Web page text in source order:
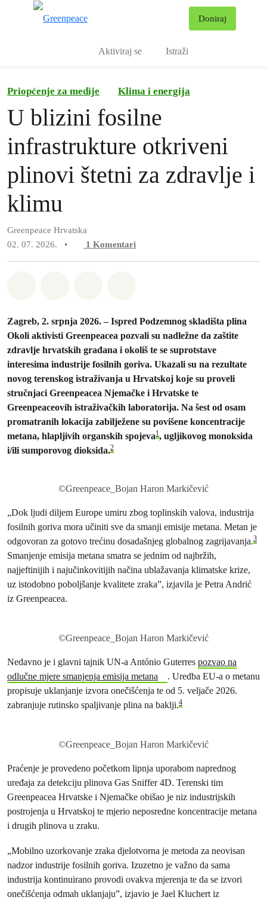
Doniraj
Aktiviraj se Istraži
Priopćenje za medije Klima i energija
U blizini fosilne
infrastrukture otkriveni
plinovi štetni za zdravlje i
klimu
Greenpeace Hrvatska
02. 07. 2026.
• 1 Komentari
Zagreb, 2. srpnja 2026. – Ispred Podzemnog skladišta plina
Okoli aktivisti Greenpeacea pozvali su nadležne da zaštite
zdravlje hrvatskih građana i okoliš te se suprotstave
interesima industrije fosilnih goriva. Ukazali su na rezultate
novog terenskog istraživanja u Hrvatskoj koje su proveli
stručnjaci Greenpeacea Njemačke i Hrvatske te
Greenpeaceovih istraživačkih laboratorija. Na šest od osam
promatranih lokacija zabilježene su povišene koncentracije
metana, hlapljivih organskih spojeva1, ugljikovog monoksida
i/ili sumporovog dioksida.2
©Greenpeace_Bojan Haron Markičević
„Dok ljudi diljem Europe umiru zbog toplinskih valova, industrija
fosilnih goriva mora učiniti sve da smanji emisije metana. Metan je
odgovoran za gotovo trećinu dosadašnjeg globalnog zagrijavanja.3
Smanjenje emisija metana smatra se jednim od najbržih,
najjeftinijih i najučinkovitijih načina ublažavanja klimatske krize,
uz istodobno poboljšanje kvalitete zraka”, izjavila je Petra Andrić
iz Greenpeacea.
©Greenpeace_Bojan Haron Markičević
Nedavno je i glavni tajnik UN-a António Guterres pozvao na
odlučne mjere smanjenja emisija metana
. Uredba EU-a o metanu
propisuje uklanjanje izvora onečišćenja te od 5. veljače 2026.
zabranjuje rutinsko spaljivanje plina na baklji.4
©Greenpeace_Bojan Haron Markičević
Praćenje je provedeno početkom lipnja uporabom naprednog
uređaja za detekciju plinova Gas Sniffer 4D. Terenski tim
Greenpeacea Hrvatske i Njemačke obišao je niz industrijskih
postrojenja u Hrvatskoj te mjerio neposredne koncentracije metana
i drugih plinova u zraku.
„Mobilno uzorkovanje zraka djelotvorna je metoda za neovisan
nadzor industrije fosilnih goriva. Izuzetno je važno da sama
industrija kontinuirano provodi ovakva mjerenja te da se izvori
onečišćenja odmah uklanjaju”, izjavio je Jael Kluchert iz